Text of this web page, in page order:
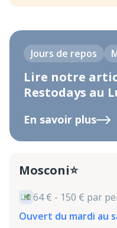
Jours de repos
Lire notre
Restodays au
En savoir plus
Mosconi⭐
64 € - 150 € par
Ouvert du mardi au